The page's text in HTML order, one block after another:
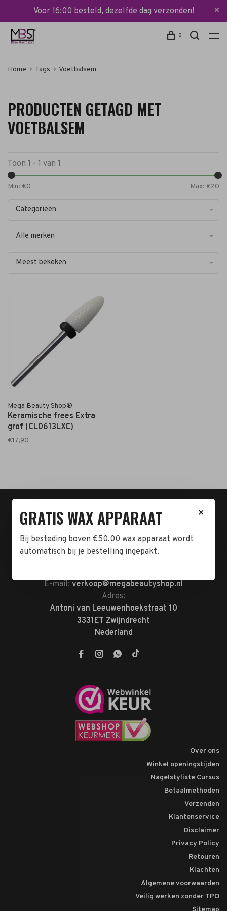
Voor 16:00 besteld, dezelfde dag verzonden!
0
Home Tags Voetbalsem
PRODUCTEN GETAGD MET
VOETBALSEM
Toon 1 - 1 van 1
Min: €0 Max: €20
Categorieën
Alle merken
Meest bekeken
Mega Beauty Shop®
Keramische frees Extra
grof (CL0613LXC)
€17,90
t.n.v. Cartero Zwijndrecht.
IBAN : NL23ABNA0478555466
BTW-NL858962676B01
KVK-72047070
E-mail: verkoop@megabeautyshop.nl
Adres:
Antoni van Leeuwenhoekstraat 10
3331ET Zwijndrecht
Nederland
Over ons
Winkel openingstijden
Nagelstyliste Cursus
Betaalmethoden
Verzenden
Klantenservice
Disclaimer
Privacy Policy
Retouren
Klachten
Algemene voorwaarden
Veilig werken zonder TPO
✕
GRATIS WAX APPARAAT
Bij besteding boven €50,00 wax apparaat wordt
automatisch bij je bestelling ingepakt.